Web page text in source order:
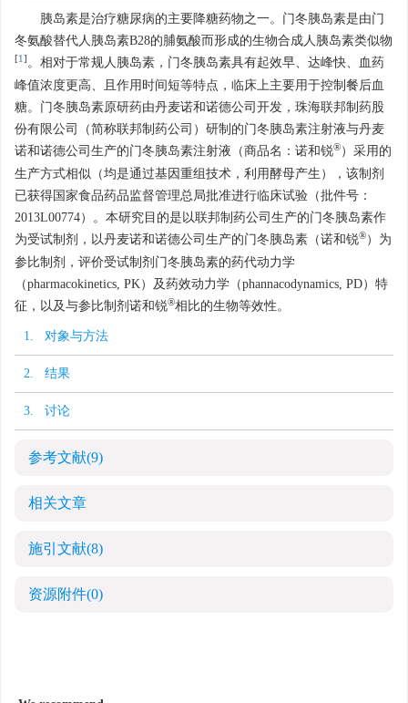
胰岛素是治疗糖尿病的主要降糖药物之一。门冬胰岛素是由门
冬氨酸替代人胰岛素B28的脯氨酸而形成的生物合成人胰岛素类似物
[1] 。相对于常规人胰岛素，门冬胰岛素具有起效早、达峰快、血药
峰值浓度更高、且作用时间短等特点，临床上主要用于控制餐后血
糖。门冬胰岛素原研药由丹麦诺和诺德公司开发，珠海联邦制药股
份有限公司（简称联邦制药公司）研制的门冬胰岛素注射液与丹麦
诺和诺德公司生产的门冬胰岛素注射液（商品名：诺和锐®）采用的
生产方式相似（均是通过基因重组技术，利用酵母产生），该制剂
已获得国家食品药品监督管理总局批准进行临床试验（批件号：
2013L00774）。本研究目的是以联邦制药公司生产的门冬胰岛素作
为受试制剂，以丹麦诺和诺德公司生产的门冬胰岛素（诺和锐®）为
参比制剂，评价受试制剂门冬胰岛素的药代动力学
（pharmacokinetics, PK）及药效动力学（phannacodynamics, PD）特
征，以及与参比制剂诺和锐®相比的生物等效性。
1. 对象与方法
2. 结果
3. 讨论
参考文献(9)
相关文章
施引文献(8)
资源附件(0)